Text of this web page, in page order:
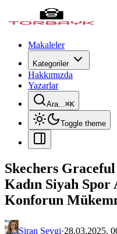
Makaleler
Kategoriler
Hakkımızda
Yazarlar
Ara...⌘K
Toggle theme
Skechers
Kadın Siyah Spor
Konforun
Siran Sevgi·28.03.2025,